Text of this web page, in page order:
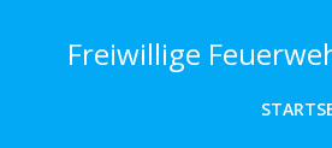
springenFreiwillige